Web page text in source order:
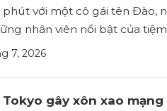
với một cô gái tên Đào,
nhân viên nổi bật của tiệm.
7, 2026
Tokyo gây xôn xao mạng